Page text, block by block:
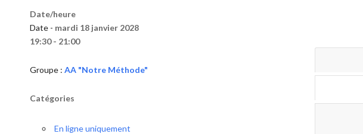
Date/heure
Date - mardi 18 janvier 2028
19:30 - 21:00
Groupe : AA "Notre Méthode"
Catégories
En ligne uniquement